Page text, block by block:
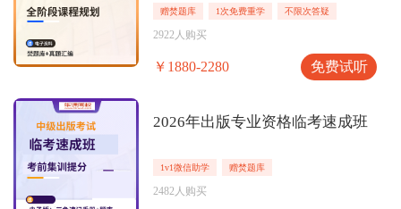
赠焚题库 1次免费重学 不限次答疑
2922人购买
￥1880-2280 免费试听
2026年出版专业资格临考速成班
1v1微信助学 赠焚题库
2482人购买